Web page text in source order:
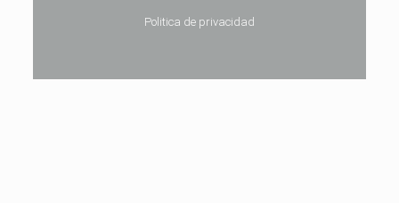
Politica de privacidad